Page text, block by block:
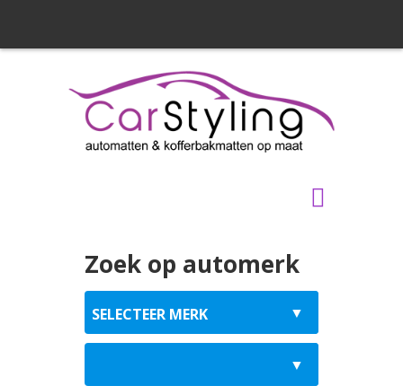
Zoek op automerk